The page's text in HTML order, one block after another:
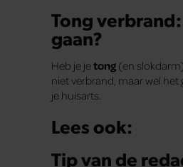
Tong
gaan?
Heb je jetong (en
niet verbrand, maar wel
je huisarts.
Lees ook:
Tip van de